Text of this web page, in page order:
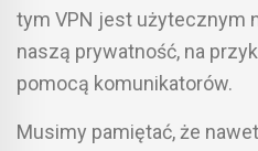
tym VPN jest użytecznym
naszą prywatność, na
pomocą komunikatorów.
Musimy pamiętać, że